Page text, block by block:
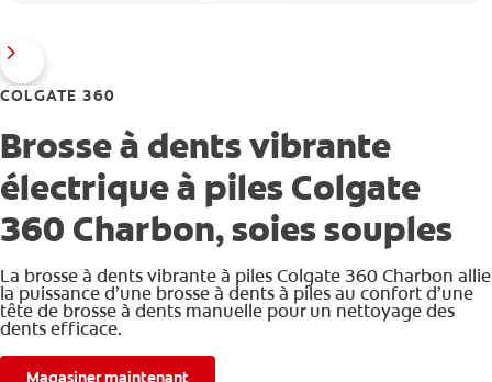
COLGATE 360
Brosse à dents vibrante
électrique à piles Colgate
360 Charbon, soies souples
La brosse à dents vibrante à piles Colgate 360 Charbon allie
la puissance d’une brosse à dents à piles au confort d’une
tête de brosse à dents manuelle pour un nettoyage des
dents efficace.
Magasiner maintenant